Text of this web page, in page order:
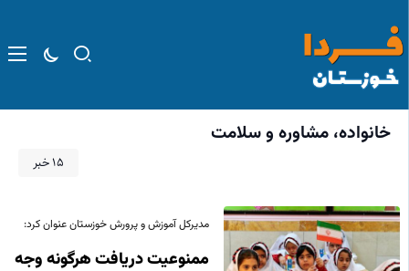
خانواده، مشاوره و سلامت
15 خبر
مدیرکل آموزش و پرورش خوزستان عنوان کرد:
ممنوعیت دریافت هرگونه وجه